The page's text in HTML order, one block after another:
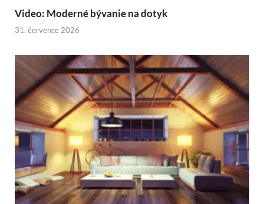
Video: Moderné bývanie na dotyk
31. července 2026